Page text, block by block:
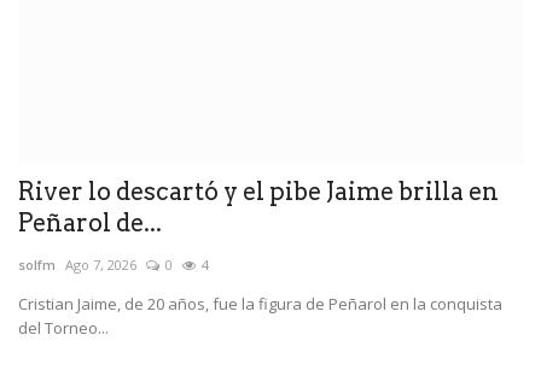
River lo descartó y el pibe Jaime brilla en
Peñarol de...
solfm Ago 7, 2026 0 4
Cristian Jaime, de 20 años, fue la figura de Peñarol en la conquista
del Torneo...